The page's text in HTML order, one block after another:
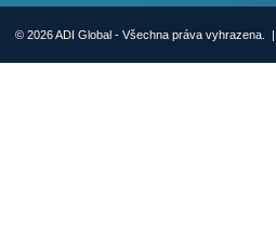
© 2026 ADI Global - Všechna práva vyhrazena. |